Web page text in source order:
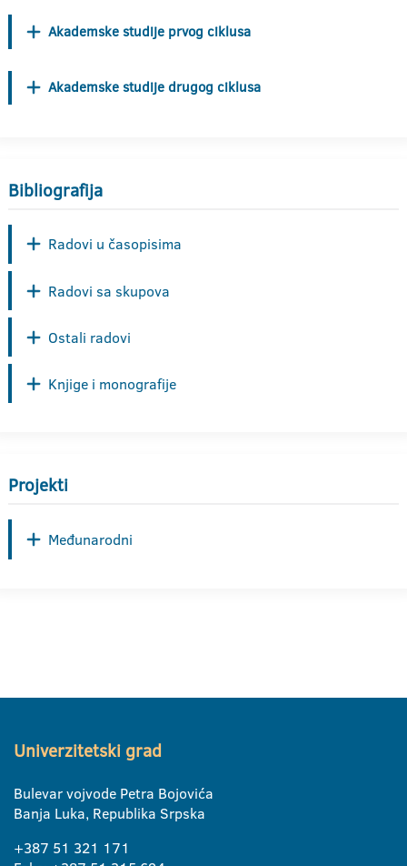
Akademske studije prvog ciklusa
Akademske studije drugog ciklusa
Bibliografija
Radovi u časopisima
Radovi sa skupova
Ostali radovi
Knjige i monografije
Projekti
Međunarodni
Univerzitetski grad
Bulevar vojvode Petra Bojovića
Banja Luka, Republika Srpska
+387 51 321 171